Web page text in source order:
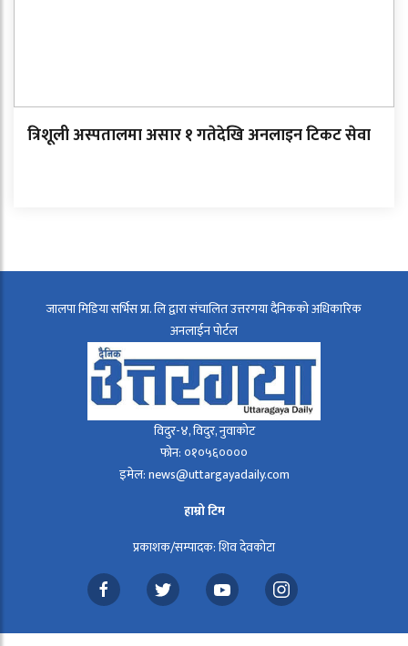
त्रिशूली अस्पतालमा असार १ गतेदेखि अनलाइन टिकट सेवा
जालपा मिडिया सर्भिस प्रा. लि द्वारा संचालित उत्तरगया दैनिकको अधिकारिक
अनलाईन पोर्टल
विदुर-४, विदुर, नुवाकोट
फोन: ०१०५६००००
इमेल: news@uttargayadaily.com
हाम्रो टिम
प्रकाशक/सम्पादक: शिव देवकोटा